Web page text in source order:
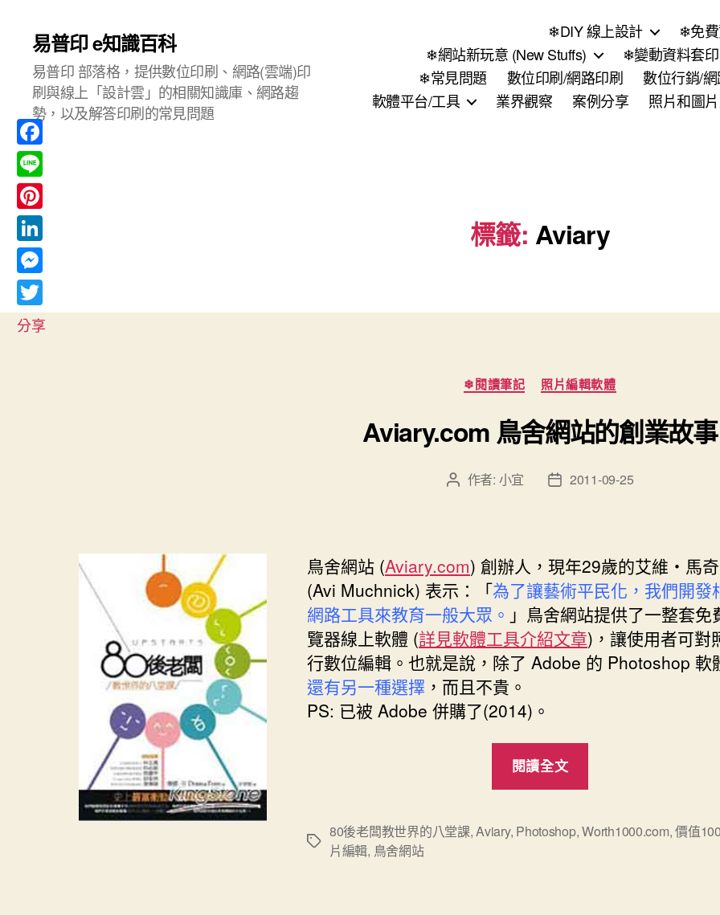
易普印 e知識百科
易普印 部落格，提供數位印刷、網路(雲端)印
刷與線上「設計雲」的相關知識庫、網路趨
勢，以及解答印刷的常見問題
❄DIY 線上設計
❄免
❄網站新玩意 (New Stuffs)
❄變動資料套
❄常見問題
數位印刷/網路印刷
數位行銷/
軟體平台/工具
業界觀察 案例分享 照片和圖
標籤: Aviary
分
類
❄閱讀筆記 照片編輯軟體
Aviary.com 鳥舍網站的創業故事
文 作者: 小宜
文
日
期
2011-09-25
鳥舍網站 (Aviary.com) 創辦人，現年29歲的艾維‧馬
(Avi Muchnick) 表示：「為了讓藝術平民化，我們開發
網路工具來教育一般大眾。 」鳥舍網站提供了一整套免
覽器線上軟體 (詳見軟體工具介紹文章)，讓使用者可對
行數位編輯。也就是說，除了 Adobe 的 Photoshop 軟
還有另一種選擇 ，而且不貴。
PS: 已被 Adobe 併購了(2014)。
閱讀全文
網
標
80後老闆教世界的八堂課,Aviary, Photoshop,Worth1000.com,價值
片編輯, 鳥舍網站
F
a
c
e
b
o
o
k
L
i
n
e
P
i
n
t
e
L
i
n
k
M
e
s
T
分享